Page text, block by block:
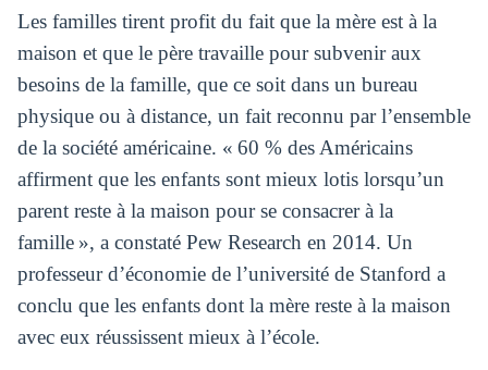
Les familles tirent profit du fait que la mère est à la
maison et que le père travaille pour subvenir aux
besoins de la famille, que ce soit dans un bureau
physique ou à distance, un fait reconnu par l’ensemble
de la société américaine. « 60 % des Américains
affirment que les enfants sont mieux lotis lorsqu’un
parent reste à la maison pour se consacrer à la
famille », a constaté Pew Research en 2014. Un
professeur d’économie de l’université de Stanford a
conclu que les enfants dont la mère reste à la maison
avec eux réussissent mieux à l’école.